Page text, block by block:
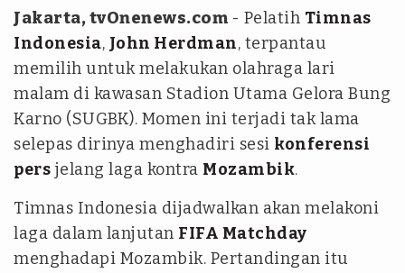
‎Jakarta, tvOnenews.com - Pelatih Timnas
Indonesia, John Herdman, terpantau
memilih untuk melakukan olahraga lari
malam di kawasan Stadion Utama Gelora Bung
Karno (SUGBK). Momen ini terjadi tak lama
selepas dirinya menghadiri sesi konferensi
pers jelang laga kontra Mozambik.
‎Timnas Indonesia dijadwalkan akan melakoni
laga dalam lanjutan FIFA Matchday
menghadapi Mozambik. Pertandingan itu